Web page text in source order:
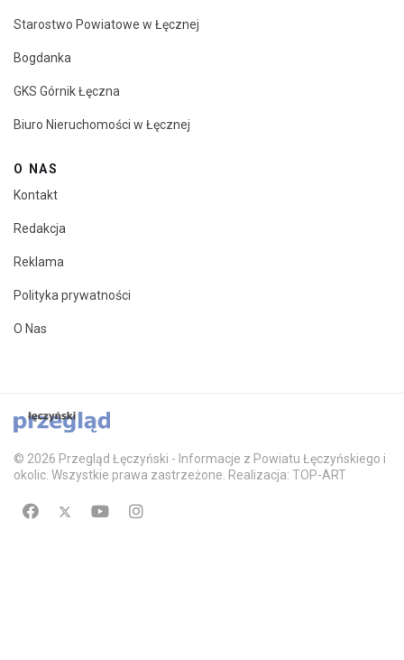
Starostwo Powiatowe w Łęcznej
Bogdanka
GKS Górnik Łęczna
Biuro Nieruchomości w Łęcznej
O NAS
Kontakt
Redakcja
Reklama
Polityka prywatności
O Nas
© 2026 Przegląd Łęczyński - Informacje z Powiatu Łęczyńskiego i
okolic. Wszystkie prawa zastrzeżone. Realizacja: TOP-ART